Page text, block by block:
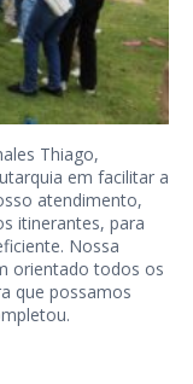
Thiago,
em facilitar a
atendimento,
itinerantes, para
Nossa
orientado todos os
que possamos